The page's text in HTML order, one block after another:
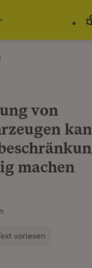
von
machen
vorlesen